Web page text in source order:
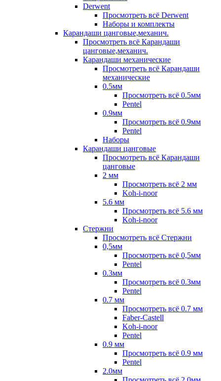
Derwent
Просмотреть всё Derwent
Наборы и комплекты
Карандаши цанговые,механич.
Просмотреть всё Карандаши
цанговые,механич.
Карандаши механические
Просмотреть всё Карандаши
механические
0.5мм
Просмотреть всё 0.5мм
Pentel
0.9мм
Просмотреть всё 0.9мм
Pentel
Наборы
Карандаши цанговые
Просмотреть всё Карандаши
цанговые
2 мм
Просмотреть всё 2 мм
Koh-i-noor
5.6 мм
Просмотреть всё 5.6 мм
Koh-i-noor
Стержни
Просмотреть всё Стержни
0,5мм
Просмотреть всё 0,5мм
Pentel
0.3мм
Просмотреть всё 0.3мм
Pentel
0.7 мм
Просмотреть всё 0.7 мм
Faber-Castell
Koh-i-noor
Pentel
0.9 мм
Просмотреть всё 0.9 мм
Pentel
2.0мм